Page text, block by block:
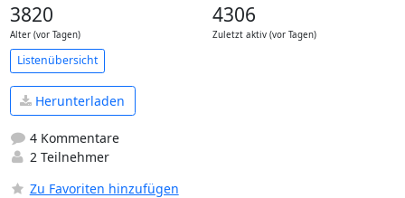
3820
Alter (vor Tagen)
4306
Zuletzt aktiv (vor Tagen)
Listenübersicht
Herunterladen
4 Kommentare
2 Teilnehmer
Zu Favoriten hinzufügen